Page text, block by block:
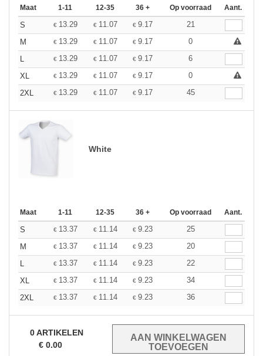
Maat 1-11 12-35 36 + Op voorraad Aant.
S € 13.29 € 11.07 € 9.17
21
M
€ 13.29 € 11.07 € 9.17
0
L
€ 13.29 € 11.07 € 9.17
6
XL
€ 13.29 € 11.07 € 9.17
0
2XL
€ 13.29 € 11.07 € 9.17 45
White
Maat 1-11 12-35 36 + Op voorraad Aant.
S € 13.37 € 11.14 € 9.23
25
M
€ 13.37 € 11.14 € 9.23
20
L
€ 13.37 € 11.14 € 9.23
22
XL
€ 13.37 € 11.14 € 9.23
34
2XL
€ 13.37 € 11.14 € 9.23 36
0ARTIKELEN
€ 0.00